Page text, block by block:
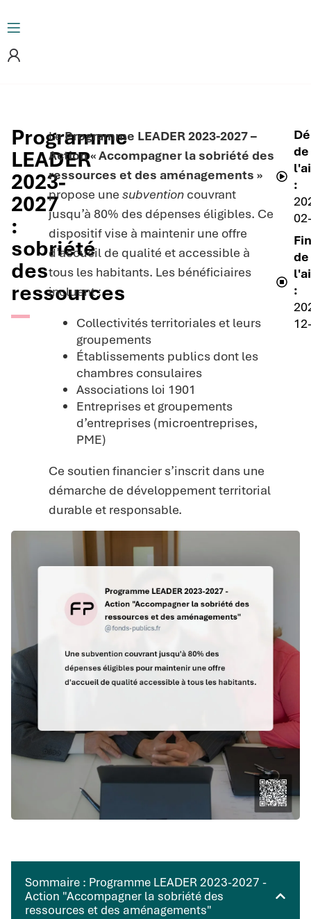
Programme
LEADER
2023-
2027
:
sobriété
des
ressources
LeProgramme LEADER 2023-2027 –
Action « Accompagner la sobriété des
ressources et des aménagements »
propose unesubvention couvrant
jusqu’à 80% des dépenses éligibles. Ce
dispositif vise à maintenir une offre
d’accueil de qualité et accessible à
tous les habitants. Les bénéficiaires
incluent :
Collectivités territoriales et leurs
groupements
Établissements publics dont les
chambres consulaires
Associations loi 1901
Entreprises et groupements
d’entreprises (microentreprises,
PME)
Ce soutien financier s’inscrit dans une
démarche de développement territorial
durable et responsable.
de
:
Fin
de
:
Sommaire : Programme LEADER 2023-2027 -
Action "Accompagner la sobriété des
ressources et des aménagements"